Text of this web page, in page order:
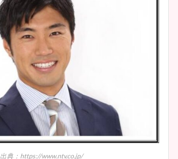
豊島実季アナのカップ画像ま
とめ！美脚や水着姿に年齢も
調査！
宇賀神メグアナのニット画像
まとめ！足も美脚でカップも
凄い！
出典：https://www.ntv.co.jp/